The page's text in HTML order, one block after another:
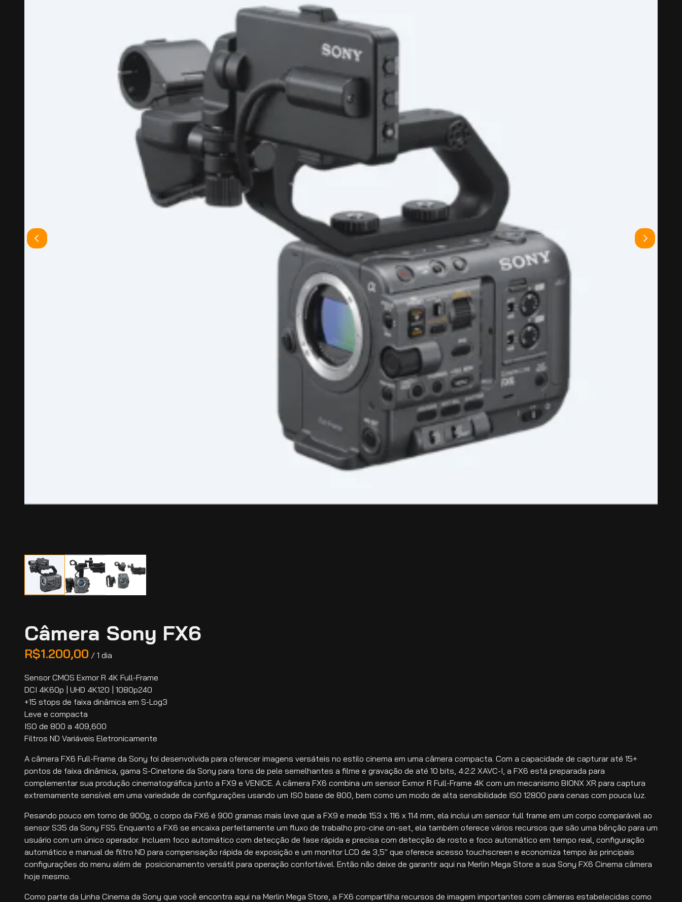
Câmera Sony FX6
/
Sensor CMOS Exmor R 4K Full-Frame
DCI 4K60p | UHD 4K120 | 1080p240
+15 stops de faixa dinâmica em S-Log3
Leve e compacta
ISO de 800 a 409,600
Filtros ND Variáveis Eletronicamente
A câmera FX6 Full-Frame da Sony foi desenvolvida para oferecer imagens versáteis no estilo cinema em uma câmera compacta. Com a capacidade de capturar até 15+
pontos de faixa dinâmica, gama S-Cinetone da Sony para tons de pele semelhantes a filme e gravação de até 10 bits, 4:2:2 XAVC-I, a FX6 está preparada para
complementar sua produção cinematográfica junto a FX9 e VENICE. A câmera FX6 combina um sensor Exmor R Full-Frame 4K com um mecanismo BIONX XR para captura
extremamente sensível em uma variedade de configurações usando um ISO base de 800, bem como um modo de alta sensibilidade ISO 12800 para cenas com pouca luz.
Pesando pouco em torno de 900g, o corpo da FX6 é 900 gramas mais leve que a FX9 e mede 153 x 116 x 114 mm, ela inclui um sensor full frame em um corpo comparável ao
sensor S35 da Sony FS5. Enquanto a FX6 se encaixa perfeitamente um fluxo de trabalho pro-cine on-set, ela também oferece vários recursos que são uma bênção para um
usuário com um único operador. Incluem foco automático com detecção de fase rápida e precisa com detecção de rosto e foco automático em tempo real, configuração
automático e manual de filtro ND para compensação rápida de exposição e um monitor LCD de 3,5″ que oferece acesso touchscreen e economiza tempo às principais
configurações do menu além de posicionamento versátil para operação confortável. Então não deixe de garantir aqui na Merlin Mega Store a sua Sony FX6 Cinema câmera
hoje mesmo.
Como parte da Linha Cinema da Sony que você encontra aqui na Merlin Mega Store, a FX6 compartilha recursos de imagem importantes com câmeras estabelecidas como